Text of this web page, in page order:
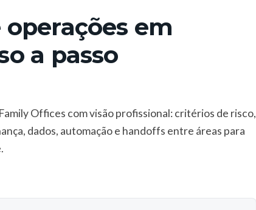
em
a passo
Offices com visão profissional: critérios de risco,
dados, automação e handoffs entre áreas para